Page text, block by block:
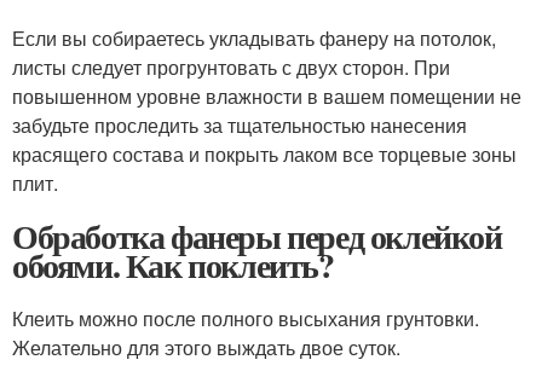
Если вы собираетесь укладывать фанеру на потолок,
листы следует прогрунтовать с двух сторон. При
повышенном уровне влажности в вашем помещении не
забудьте проследить за тщательностью нанесения
красящего состава и покрыть лаком все торцевые зоны
плит.
Обработка фанеры перед оклейкой
обоями. Как поклеить?
Клеить можно после полного высыхания грунтовки.
Желательно для этого выждать двое суток.